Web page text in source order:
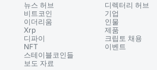
뉴스 허브
비트코인
이더리움
Xrp
디파이
NFT
스테이블코인들
보도 자료
디렉터리 허브
기업
인물
제품
크립토 채용
이벤트